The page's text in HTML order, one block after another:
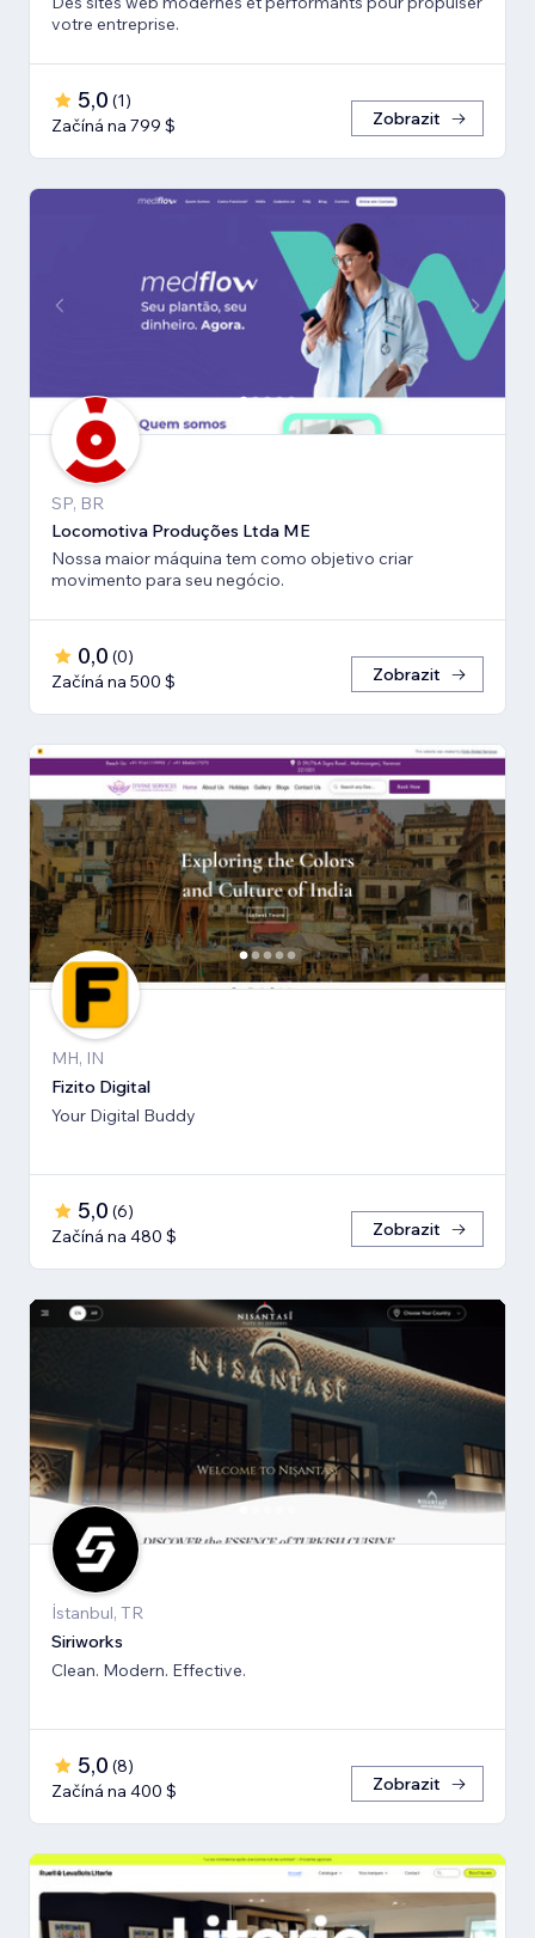
votre entreprise.
5,0 (1)
Začíná na 799 $
Zobrazit
SP, BR
Locomotiva Produções Ltda ME
Nossa maior máquina tem como objetivo criar
movimento para seu negócio.
0,0 (0)
Začíná na 500 $
Zobrazit
MH, IN
Fizito Digital
Your Digital Buddy
5,0 (6)
Začíná na 480 $
Zobrazit
İstanbul, TR
Siriworks
Clean. Modern. Effective.
5,0 (8)
Začíná na 400 $
Zobrazit